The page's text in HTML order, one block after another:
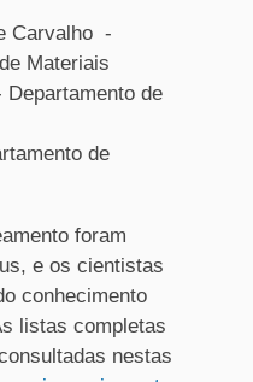
Carvalho -
Materiais
de
de
foram
e os cientistas
conhecimento
listas completas
nestas